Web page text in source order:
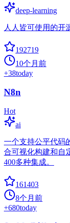
deep-learning
人人皆可使用的开
192719
10个月前
+38today
N8n
Hot
ai
一个支持公平代码
合可视化构建和自
400多种集成。
161403
8个月前
+680today